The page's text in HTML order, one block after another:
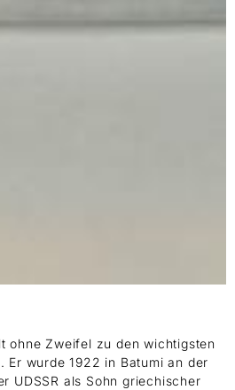
ohne Zweifel zu den wichtigsten
Er wurde 1922 in Batumi an der
UDSSR als Sohn griechischer